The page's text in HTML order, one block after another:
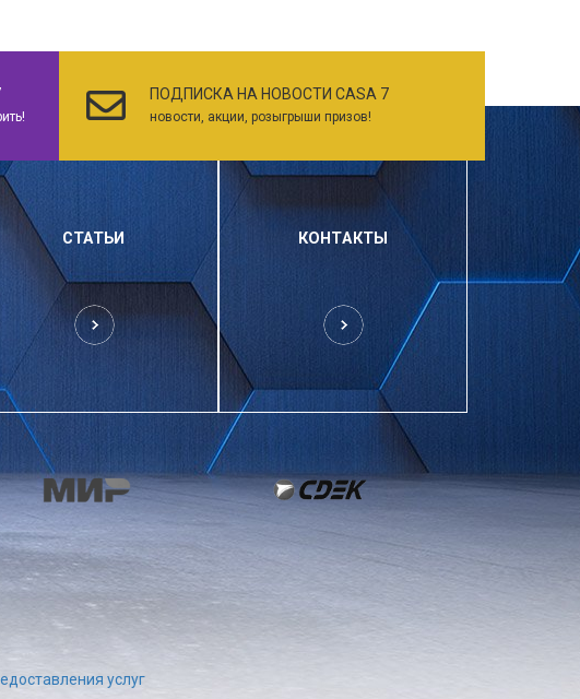
ПОДПИСКА НА НОВОСТИ CASA 7
новости, акции, розыгрыши призов!
СТАТЬИ КОНТАКТЫ
услуг